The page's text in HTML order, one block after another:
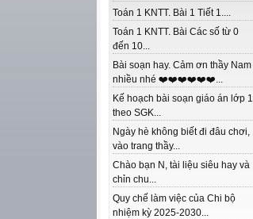
Toán 1 KNTT. Bài 1 Tiết 1....
Toán 1 KNTT. Bài Các số từ 0
đến 10...
Bài soạn hay. Cảm ơn thầy Nam
nhiều nhé ❤️❤️❤️❤️❤️❤️...
Kế hoạch bài soạn giáo án lớp 1
theo SGK...
Ngày hè không biết đi đâu chơi,
vào trang thầy...
Chào bạn N, tài liệu siêu hay và
chỉn chu...
Quy chế làm việc của Chi bộ
nhiệm kỳ 2025-2030...